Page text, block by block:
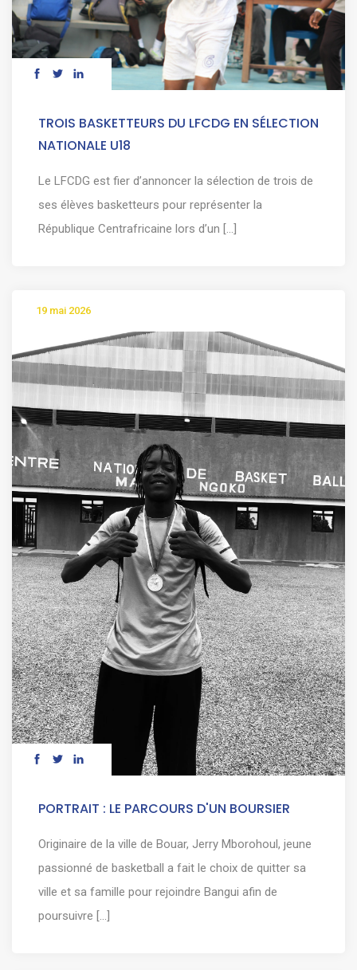
TROIS BASKETTEURS DU LFCDG EN SÉLECTION
NATIONALE U18
Le LFCDG est fier d’annoncer la sélection de trois de
ses élèves basketteurs pour représenter la
République Centrafricaine lors d’un [...]
19 mai 2026
PORTRAIT : LE PARCOURS D'UN BOURSIER
Originaire de la ville de Bouar, Jerry Mborohoul, jeune
passionné de basketball a fait le choix de quitter sa
ville et sa famille pour rejoindre Bangui afin de
poursuivre [...]